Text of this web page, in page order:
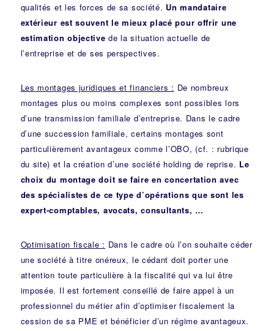
qualités et les forces de sa société. Un mandataire
extérieur est souvent le mieux placé pour offrir une
estimation objective de la situation actuelle de
l’entreprise et de ses perspectives.
Les montages juridiques et financiers : De nombreux
montages plus ou moins complexes sont possibles lors
d’une transmission familiale d’entreprise. Dans le cadre
d’une succession familiale, certains montages sont
particulièrement avantageux comme l’OBO, (cf. : rubrique
du site) et la création d’une société holding de reprise. Le
choix du montage doit se faire en concertation avec
des spécialistes de ce type d’opérations que sont les
expert-comptables, avocats, consultants, …
Optimisation fiscale : Dans le cadre où l’on souhaite céder
une société à titre onéreux, le cédant doit porter une
attention toute particulière à la fiscalité qui va lui être
imposée. Il est fortement conseillé de faire appel à un
professionnel du métier afin d’optimiser fiscalement la
cession de sa PME et bénéficier d’un régime avantageux.